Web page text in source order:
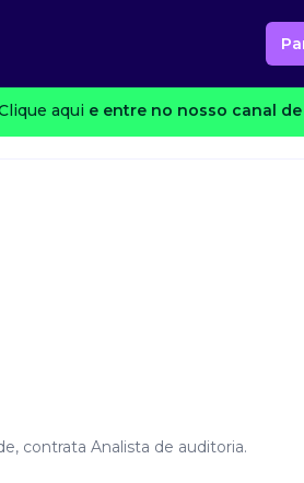
aqui e entre no nosso canal
contrata Analista de auditoria.